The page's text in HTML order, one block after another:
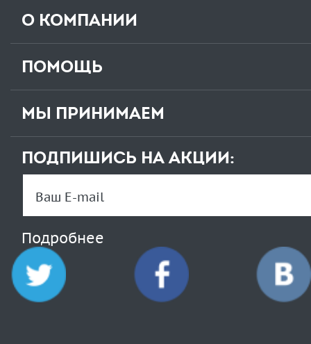
О КОМПАНИИ
ПОМОЩЬ
МЫ ПРИНИМАЕМ
ПОДПИШИСЬ НА АКЦИИ:
Подробнее